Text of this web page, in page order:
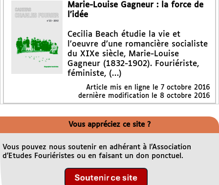
Marie-Louise Gagneur : la force de
l’idée
Cecilia Beach étudie la vie et
l’oeuvre d’une romancière socialiste
du XIXe siècle, Marie-Louise
Gagneur (1832-1902). Fouriériste,
féministe, (…)
Article mis en ligne le 7 octobre 2016
dernière modification le 8 octobre 2016
Vous appréciez ce site ?
Vous pouvez nous soutenir en adhérant à l’Association
d’Etudes Fouriéristes ou en faisant un don ponctuel.